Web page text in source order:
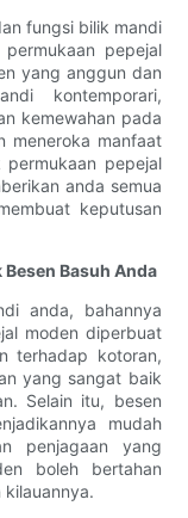
fungsi bilik mandi
pepejal
yang anggun dan
kontemporari,
kemewahan pada
meneroka manfaat
permukaan pepejal
anda semua
keputusan
Basuh Anda
anda, bahannya
moden diperbuat
terhadap kotoran,
yang sangat baik
Selain itu, besen
mudah
penjagaan yang
boleh bertahan